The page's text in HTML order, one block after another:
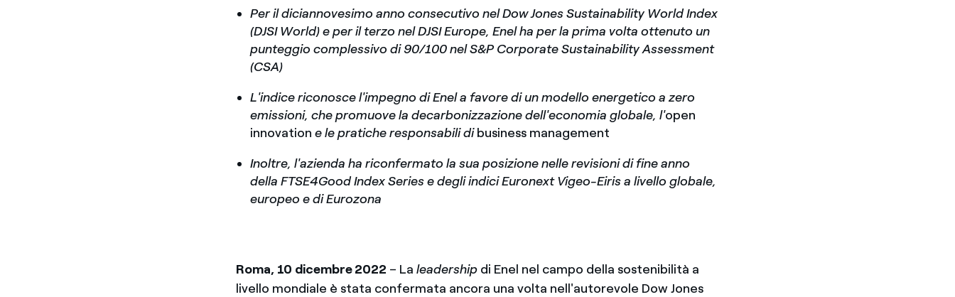
Per il diciannovesimo anno consecutivo nel Dow Jones Sustainability World Index
(DJSI World) e per il terzo nel DJSI Europe, Enel ha per la prima volta ottenuto un
punteggio complessivo di 90/100 nel S&P Corporate Sustainability Assessment
(CSA)
L'indice riconosce l'impegno di Enel a favore di un modello energetico a zero
emissioni, che promuove la decarbonizzazione dell'economia globale, l'open
innovatione le pratiche responsabili dibusiness management
Inoltre, l'azienda ha riconfermato la sua posizione nelle revisioni di fine anno
della FTSE4Good Index Series e degli indici Euronext Vigeo-Eiris a livello globale,
europeo e di Eurozona
Roma, 10 dicembre 2022 – Laleadership di Enel nel campo della sostenibilità a
livello mondiale è stata confermata ancora una volta nell'autorevole Dow Jones